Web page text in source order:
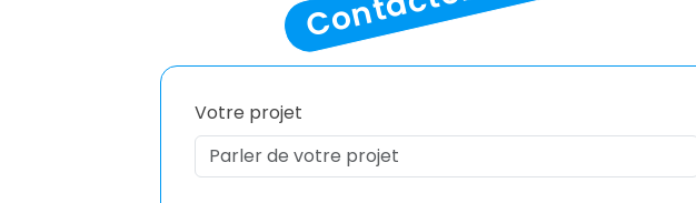
Votre projet